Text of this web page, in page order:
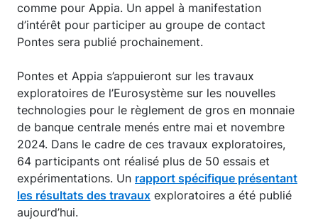
comme pour Appia. Un appel à manifestation
d’intérêt pour participer au groupe de contact
Pontes sera publié prochainement.
Pontes et Appia s’appuieront sur les travaux
exploratoires de l’Eurosystème sur les nouvelles
technologies pour le règlement de gros en monnaie
de banque centrale menés entre mai et novembre
2024. Dans le cadre de ces travaux exploratoires,
64 participants ont réalisé plus de 50 essais et
expérimentations. Un rapport spécifique présentant
les résultats des travaux exploratoires a été publié
aujourd’hui.